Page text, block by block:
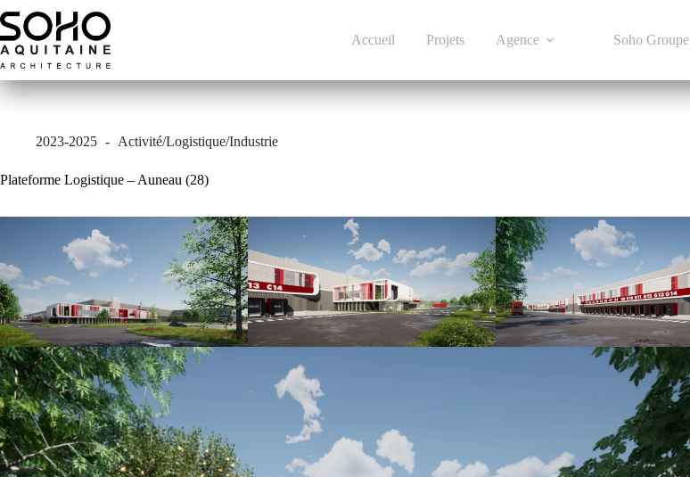
au
contenu
Accueil Projets Agence Soho Groupe
2023-2025 Activité/Logistique/Industrie
Plateforme Logistique – Auneau (28)